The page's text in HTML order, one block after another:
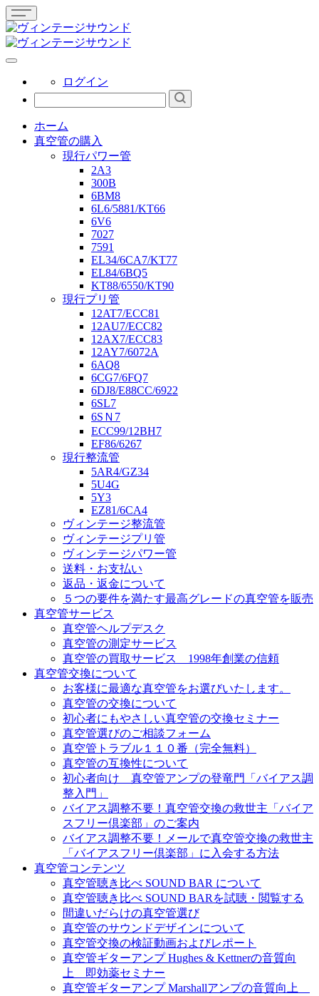
ログイン
ホーム
真空管の購入
現行パワー管
2A3
300B
6BM8
6L6/5881/KT66
6V6
7027
7591
EL34/6CA7/KT77
EL84/6BQ5
KT88/6550/KT90
現行プリ管
12AT7/ECC81
12AU7/ECC82
12AX7/ECC83
12AY7/6072A
6AQ8
6CG7/6FQ7
6DJ8/E88CC/6922
6SL7
6SＮ7
ECC99/12BH7
EF86/6267
現行整流管
5AR4/GZ34
5U4G
5Y3
EZ81/6CA4
ヴィンテージ整流管
ヴィンテージプリ管
ヴィンテージパワー管
送料・お支払い
返品・返金について
５つの要件を満たす最高グレードの真空管を販売
真空管サービス
真空管ヘルプデスク
真空管の測定サービス
真空管の買取サービス 1998年創業の信頼
真空管交換について
お客様に最適な真空管をお選びいたします。
真空管の交換について
初心者にもやさしい真空管の交換セミナー
真空管選びのご相談フォーム
真空管トラブル１１０番（完全無料）
真空管の互換性について
初心者向け 真空管アンプの登竜門「バイアス調
整入門」
バイアス調整不要！真空管交換の救世主「バイア
スフリー倶楽部」のご案内
バイアス調整不要！メールで真空管交換の救世主
「バイアスフリー倶楽部」に入会する方法
真空管コンテンツ
真空管聴き比べ SOUND BAR について
真空管聴き比べ SOUND BARを試聴・閲覧する
間違いだらけの真空管選び
真空管のサウンドデザインについて
真空管交換の検証動画およびレポート
真空管ギターアンプ Hughes & Kettnerの音質向
上 即効薬セミナー
真空管ギターアンプ Marshallアンプの音質向上